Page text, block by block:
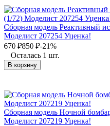
Сборная модель Реактивный
Моделист 207254 Уценка!
670 ₽850 ₽-21%
Осталась 1 шт.
В корзину
Сборная модель Ночной
Моделист 207219 Уценка!